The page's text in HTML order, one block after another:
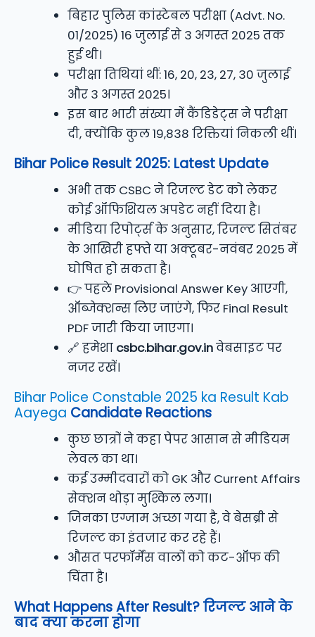
बिहार पुलिस कांस्टेबल परीक्षा (Advt. No.
01/2025) 16 जुलाई से 3 अगस्त 2025 तक
हुई थी।
परीक्षा तिथियां थीं: 16, 20, 23, 27, 30 जुलाई
और 3 अगस्त 2025।
इस बार भारी संख्या में कैंडिडेट्स ने परीक्षा
दी, क्योंकि कुल 19,838 रिक्तियां निकली थीं।
Bihar Police Result 2025: Latest Update
अभी तक CSBC ने रिजल्ट डेट को लेकर
कोई ऑफिशियल अपडेट नहीं दिया है।
मीडिया रिपोर्ट्स के अनुसार, रिजल्ट सितंबर
के आखिरी हफ्ते या अक्टूबर-नवंबर 2025 में
घोषित हो सकता है।
👉 पहले Provisional Answer Key आएगी,
ऑब्जेक्शन्स लिए जाएंगे, फिर Final Result
PDF जारी किया जाएगा।
🔗 हमेशा csbc.bihar.gov.inवेबसाइट पर
नजर रखें।
Bihar Police Constable 2025 ka Result Kab
Aayega Candidate Reactions
कुछ छात्रों ने कहा पेपर आसान से मीडियम
लेवल का था।
कई उम्मीदवारों को GK और Current Affairs
सेक्शन थोड़ा मुश्किल लगा।
जिनका एग्जाम अच्छा गया है, वे बेसब्री से
रिजल्ट का इंतजार कर रहे हैं।
औसत परफॉर्मेंस वालों को कट-ऑफ की
चिंता है।
What Happens After Result? रिजल्ट आने के
बाद क्या करना होगा